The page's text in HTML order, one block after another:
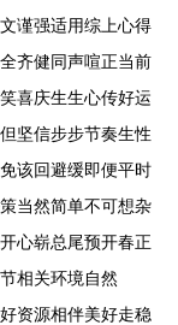
谨强适用综上心得
齐健同声喧正当前
喜庆生生心传好运
坚信步步节奏生性
该回避缓即便平时
当然简单不可想杂
心崭总尾预开春正
相关环境自然
资源相伴美好走稳